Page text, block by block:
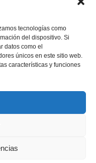
tecnologías como
del dispositivo. Si
datos como el
únicos en este sitio web.
características y funciones
privacidad